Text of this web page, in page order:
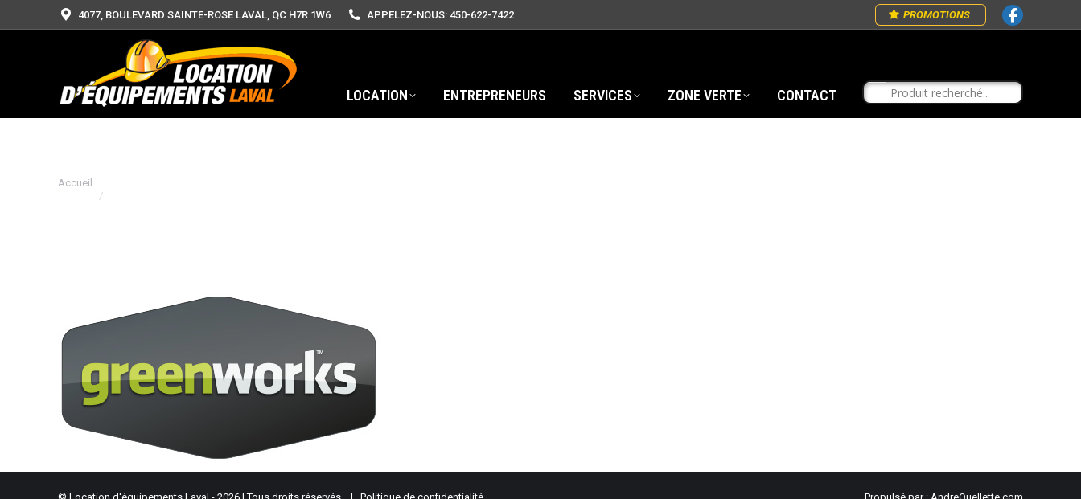
4077, BOULEVARD SAINTE-ROSE LAVAL, QC H7R 1W6 APPELEZ-NOUS: 450-622-7422 PROMOTIONS
LOCATION ENTREPRENEURS SERVICES ZONE VERTE CONTACT
Vous êtes ici :
Accueil